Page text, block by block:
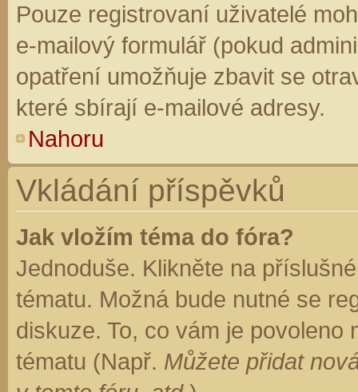
Pouze registrovaní uživatelé
e-mailový formulář (pokud
opatření umožňuje zbavit se
které sbírají e-mailové adresy.
Nahoru
Vkládání příspěvků
Jak vložím téma do fóra?
Jednoduše. Klikněte na
tématu. Možná bude nutné se
diskuze. To, co vám je
tématu (Např. Můžete přidat